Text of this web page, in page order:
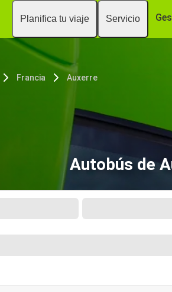
Planifica tu viaje Servicio
Francia Auxerre
Autobús de